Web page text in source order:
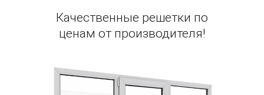
Качественные решетки по
ценам от производителя!